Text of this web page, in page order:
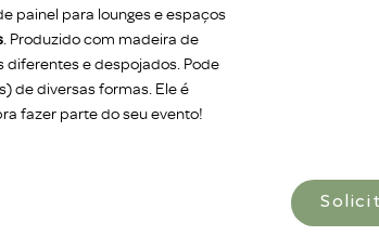
painel para lounges e espaços
. Produzido com madeira de
diferentes e despojados. Pode
de diversas formas. Ele é
fazer parte do seu evento!